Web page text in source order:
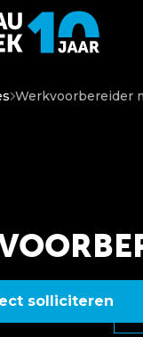
Werkvoorbereider
solliciteren